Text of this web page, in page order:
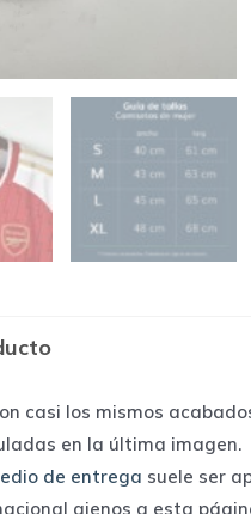
casi los mismos
en la última imagen.
de entrega suele ser
ajenos a esta